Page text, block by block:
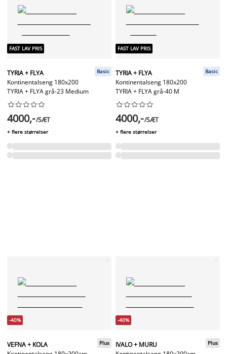
FAST LAV PRIS
TYRIA + FLYA
Kontinentalseng 180x200
TYRIA + FLYA grå-23 Medium
Basic






4000,-/SÆT
+ flere størrelser
FAST LAV PRIS
TYRIA + FLYA
Kontinentalseng 180x200
TYRIA + FLYA grå-40 M
Basic






4000,-/SÆT
+ flere størrelser
-40%
VEFNA + KOLA
Plus
-40%
IVALO + MURU
Plus